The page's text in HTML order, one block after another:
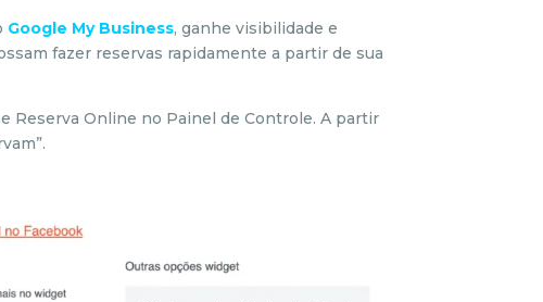
Google My Business, ganhe visibilidade e
fazer reservas rapidamente a partir de sua
Reserva Online no Painel de Controle. A partir